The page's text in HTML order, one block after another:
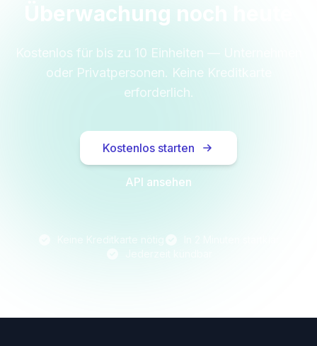
Überwachung noch heute
Kostenlos für bis zu 10 Einheiten — Unternehmen
oder Privatpersonen. Keine Kreditkarte
erforderlich.
Kostenlos starten
API ansehen